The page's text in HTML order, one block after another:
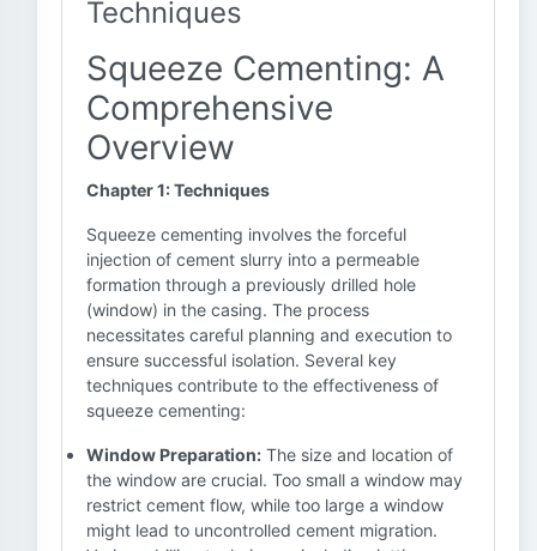
Techniques
Squeeze Cementing: A
Comprehensive
Overview
Chapter 1: Techniques
Squeeze cementing involves the forceful
injection of cement slurry into a permeable
formation through a previously drilled hole
(window) in the casing. The process
necessitates careful planning and execution to
ensure successful isolation. Several key
techniques contribute to the effectiveness of
squeeze cementing:
Window Preparation: The size and location of
the window are crucial. Too small a window may
restrict cement flow, while too large a window
might lead to uncontrolled cement migration.